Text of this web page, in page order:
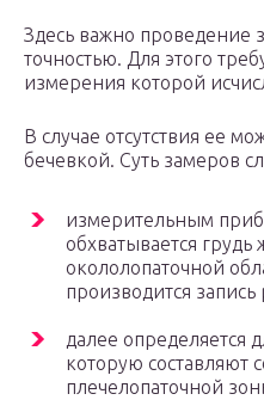
Здесь важно проведение
точностью. Для этого
измерения которой
В случае отсутствия ее
бечевкой. Суть замеров
измерительным
обхватывается грудь
окололопаточной
производится запись
далее определяется
которую составляют
плечелопаточной